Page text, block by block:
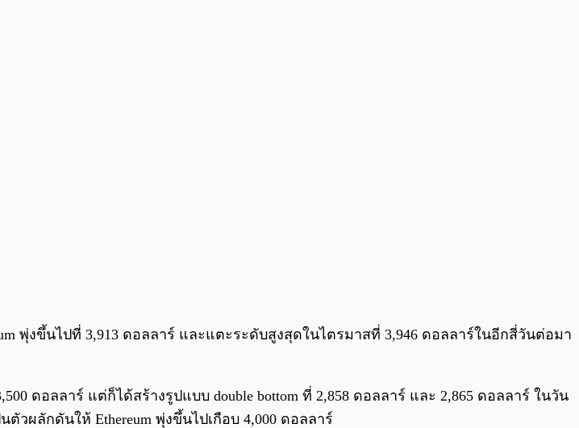
พุ่งขึ้นไปที่ 3,913 ดอลลาร์ และแตะระดับสูงสุดในไตรมาสที่ 3,946 ดอลลาร์ในอีกสี่วันต่อมา
ดอลลาร์ แต่ก็ได้สร้างรูปแบบ double bottom ที่ 2,858 ดอลลาร์ และ 2,865 ดอลลาร์ ในวัน
ตัวผลักดันให้ Ethereum พุ่งขึ้นไปเกือบ 4,000 ดอลลาร์